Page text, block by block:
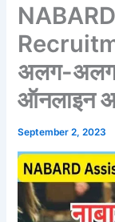
अलग-अलग
ऑनलाइन
September 2, 2023